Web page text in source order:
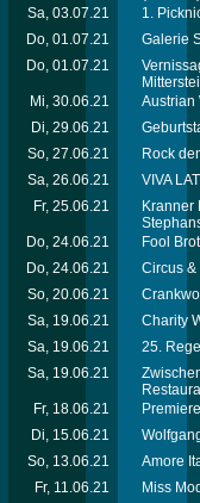
Sa, 03.07.21
1.
Do, 01.07.21
Galerie
Do, 01.07.21
Mi, 30.06.21
Austrian
Di, 29.06.21
So, 27.06.21
Rock
Sa, 26.06.21
VIVA
Fr, 25.06.21
Kranner
Do, 24.06.21
Fool
Do, 24.06.21
Circus
So, 20.06.21
Sa, 19.06.21
Charity
Sa, 19.06.21
25.
Sa, 19.06.21
Fr, 18.06.21
Di, 15.06.21
So, 13.06.21
Amore
Fr, 11.06.21
Miss